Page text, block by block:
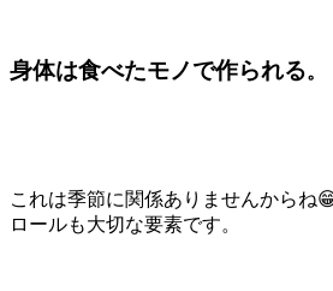
身体は食べたモノで作られる。
これは季節に関係ありませんからね
ロールも大切な要素です。